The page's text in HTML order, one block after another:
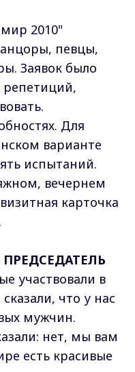
2010"
певцы,
Заявок было
репетиций,
Для
варианте
испытаний.
вечернем
карточка
участвовали в
что у нас
мужчин.
нет, мы вам
есть красивые